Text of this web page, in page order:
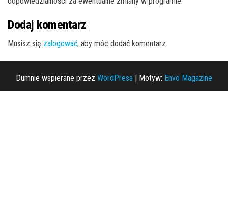
Dodaj komentarz
Musisz się zalogować, aby móc dodać komentarz.
Dumnie wspierane przez WordPress | Motyw: Envo Magazine